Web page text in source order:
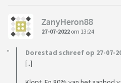
ZanyHeron88
27-07-2022 om 13:24
Dorestad schreef op 27-07-
[..]